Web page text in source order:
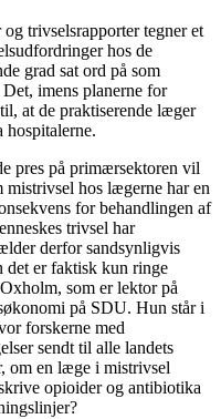
trivselsrapporter tegner et
hos de
grad sat ord på som
Det, imens planerne for
at de praktiserende læger
hospitalerne.
pres på primærsektoren vil
hos lægerne har en
for behandlingen af
trivsel har
derfor sandsynligvis
det er faktisk kun ringe
som er lektor på
på SDU. Hun står i
forskerne med
sendt til alle landets
om en læge i mistrivsel
opioider og antibiotika